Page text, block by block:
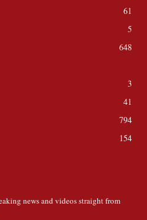
61
5
648
3
41
794
154
news and videos straight from